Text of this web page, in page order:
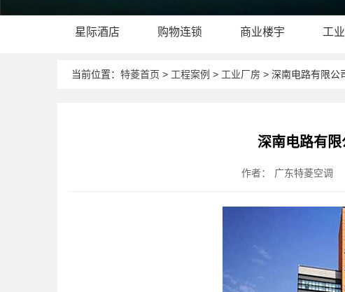
星际酒店 购物连锁 商业楼宇 工
当前位置： 特菱首页 > 工程案例 > 工业厂房 > 深南电路有限公
深南电路有限
作者： 广东特菱空调